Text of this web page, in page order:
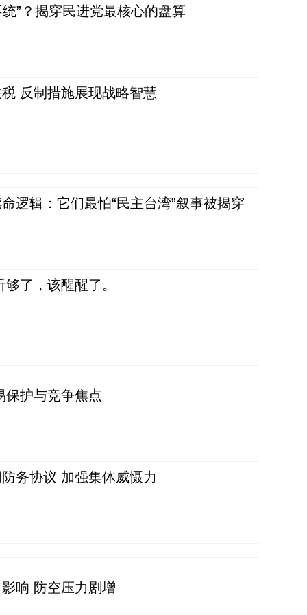
”？揭穿民进党最核心的盘算
反制措施展现战略智慧
逻辑：它们最怕“民主台湾”叙事被揭穿
了，该醒醒了。
保护与竞争焦点
务协议 加强集体威慑力
响 防空压力剧增